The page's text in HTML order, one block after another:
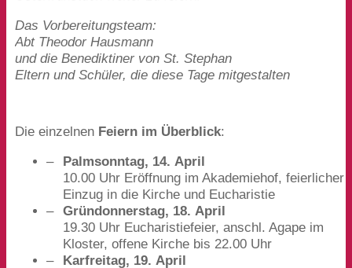
Das Vorbereitungsteam:
Abt Theodor Hausmann
und die Benediktiner von St. Stephan
Eltern und Schüler, die diese Tage mitgestalten
Die einzelnen Feiern im Überblick:
Palmsonntag, 14. April
10.00 Uhr Eröffnung im Akademiehof, feierlicher
Einzug in die Kirche und Eucharistie
Gründonnerstag, 18. April
19.30 Uhr Eucharistiefeier, anschl. Agape im
Kloster, offene Kirche bis 22.00 Uhr
Karfreitag, 19. April